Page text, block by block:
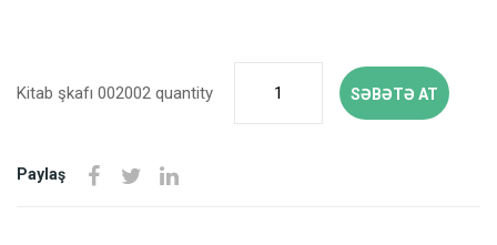
Kitab şkafı 002002 quantity SƏBƏTƏ AT
Paylaş